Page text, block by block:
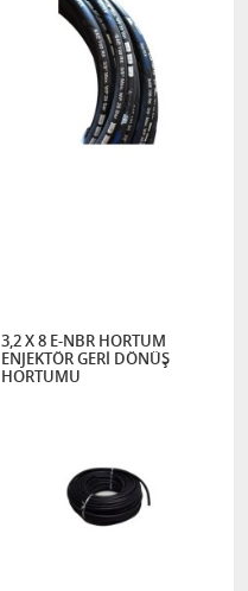
3,2 X 8 E-NBR HORTUM
ENJEKTÖR GERİ DÖNÜŞ
HORTUMU